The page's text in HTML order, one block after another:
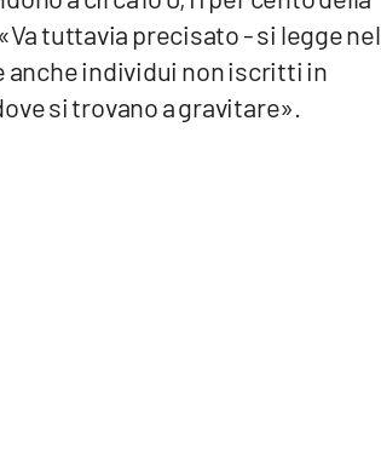
tuttavia precisato - si legge nel
anche individui non iscritti in
si trovano a gravitare».